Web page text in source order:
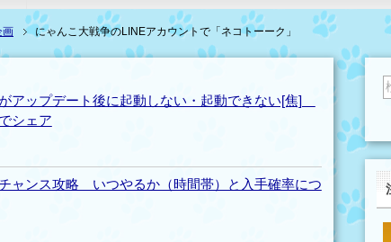
画 にゃんこ大戦争のLINEアカウントで「ネコトーーク」
アップデート後に起動しない・起動できない[焦]
シェア
チャンス攻略 いつやるか（時間帯）と入手確率につ